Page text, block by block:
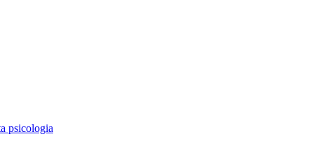
psicologia